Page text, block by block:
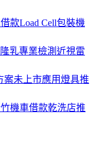
款Load Cell包裝機
乳專業檢測近視雷
案未上市應用燈具推
機車借款乾洗店推